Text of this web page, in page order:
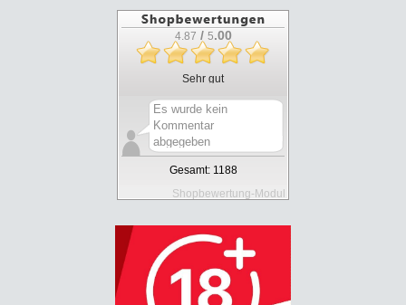
4.87 / 5.00
Sehr gut
Es wurde kein
Kommentar
abgegeben
Gesamt: 1188
Shopbewertung-Modul